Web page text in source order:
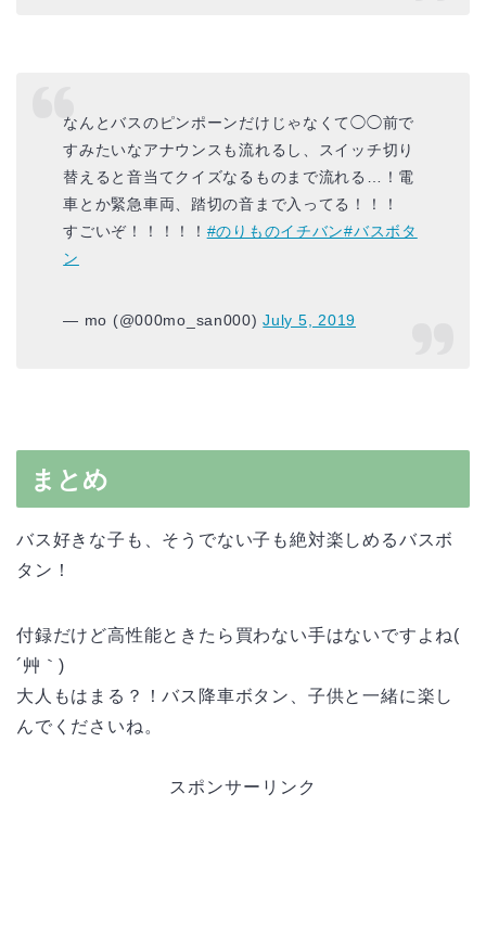
なんとバスのピンポーンだけじゃなくて◯◯前で
すみたいなアナウンスも流れるし、スイッチ切り
替えると音当てクイズなるものまで流れる…！電
車とか緊急車両、踏切の音まで入ってる！！！
すごいぞ！！！！！ #のりものイチバン#バスボタ
ン
— mo (@000mo_san000)July 5, 2019
まとめ
バス好きな子も、そうでない子も絶対楽しめるバスボ
タン！
付録だけど高性能ときたら買わない手はないですよね(
´艸｀)
大人もはまる？！バス降車ボタン、子供と一緒に楽し
んでくださいね。
スポンサーリンク